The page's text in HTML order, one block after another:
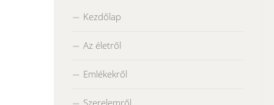
Kezdőlap
Az életről
Emlékekről
Szerelemről